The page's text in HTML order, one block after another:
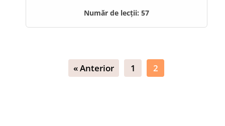
Număr de lecții: 57
« Anterior 1 2